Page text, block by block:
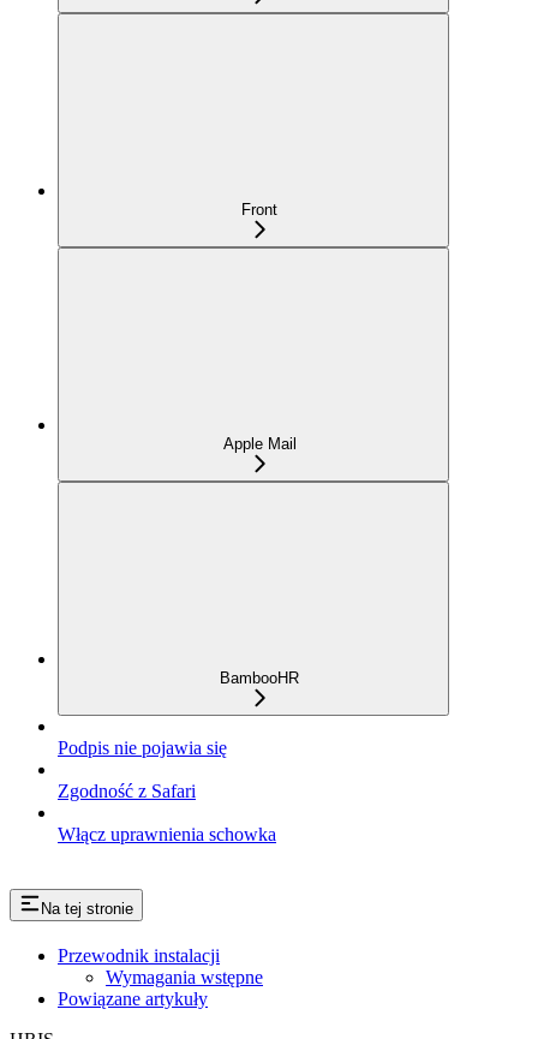
Front
Apple Mail
BambooHR
Podpis nie pojawia się
Zgodność z Safari
Włącz uprawnienia schowka
Na tej stronie
Przewodnik instalacji
Wymagania wstępne
Powiązane artykuły